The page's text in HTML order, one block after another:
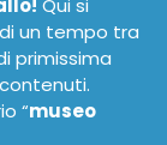
un tempo tra
primissima
“museo